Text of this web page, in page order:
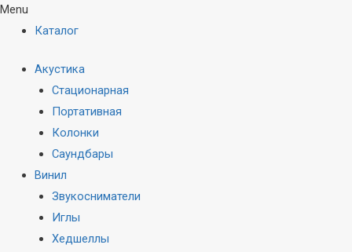
Menu
Каталог
Акустика
Стационарная
Портативная
Колонки
Саундбары
Винил
Звукосниматели
Иглы
Хедшеллы